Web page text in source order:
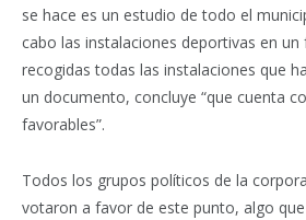
se hace es un estudio de todo el
cabo las instalaciones deportivas en
recogidas todas las instalaciones que
un documento, concluye “que cuenta
favorables”.
Todos los grupos políticos de la
votaron a favor de este punto, algo